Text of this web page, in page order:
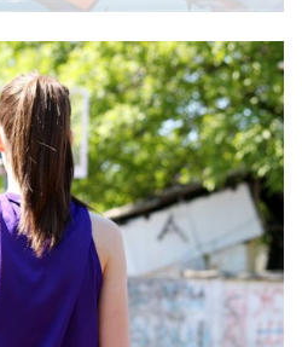
Hierin sind heilende und
intendiert.